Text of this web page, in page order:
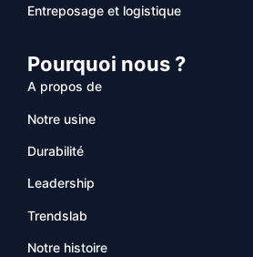
Entreposage et logistique
Pourquoi nous ?
A propos de
Notre usine
Durabilité
Leadership
Trendslab
Notre histoire